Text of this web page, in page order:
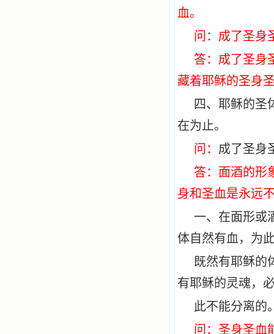
血。
问：成了圣身
答：成了圣身
藏着耶稣的圣身
四、耶稣的圣
在为止。
问： 成了圣身
答：面酒的形
身和圣血是永远
一、在面形或
体自然有血，为
既然有耶稣的
有耶稣的灵魂，
此不能分离的
问：圣身圣血